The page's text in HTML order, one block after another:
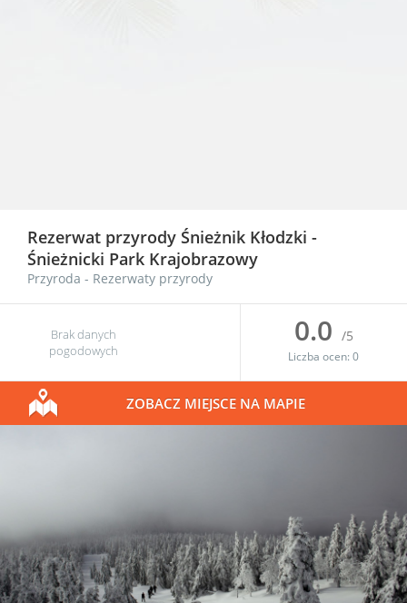
Rezerwat przyrody Śnieżnik Kłodzki -
Śnieżnicki Park Krajobrazowy
Przyroda - Rezerwaty przyrody
Brak danych
pogodowych
0.0 /5
Liczba ocen:0
ZOBACZ MIEJSCE NA MAPIE